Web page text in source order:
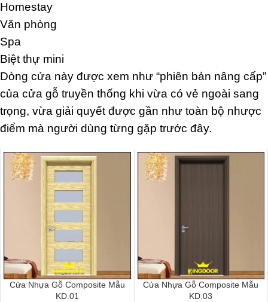
Homestay
Văn phòng
Spa
Biệt thự mini
Dòng cửa này được xem như “phiên bản nâng cấp”
của cửa gỗ truyền thống khi vừa có vẻ ngoài sang
trọng, vừa giải quyết được gần như toàn bộ nhược
điểm mà người dùng từng gặp trước đây.
Cửa Nhựa Gỗ Composite Mẫu
KD.01
Cửa Nhựa Gỗ Composite Mẫu
KD.03